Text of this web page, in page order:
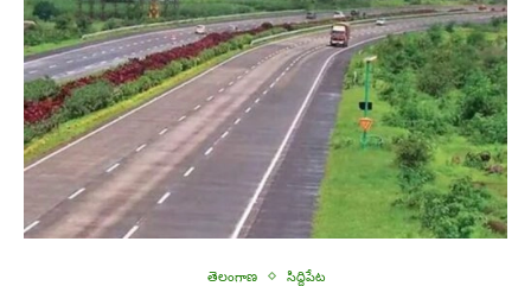
తెలంగాణ సిద్దిపేట